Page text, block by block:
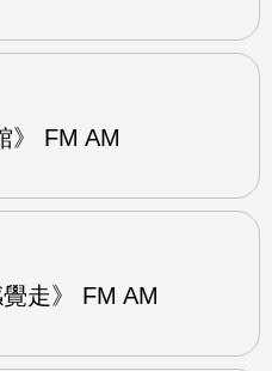
》 FM AM
覺走》 FM AM